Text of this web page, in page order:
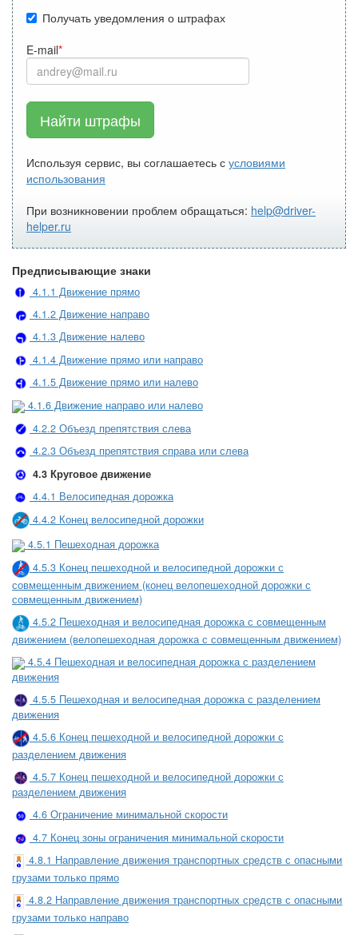
Получать уведомления о штрафах
E-mail
Найти штрафы
Используя сервис, вы соглашаетесь с условиями
использования
При возникновении проблем обращаться: help@driver-
helper.ru
Предписывающие знаки
4.1.1 Движение прямо
4.1.2 Движение направо
4.1.3 Движение налево
4.1.4 Движение прямо или направо
4.1.5 Движение прямо или налево
4.1.6 Движение направо или налево
4.2.2 Объезд препятствия слева
4.2.3 Объезд препятствия справа или слева
4.3 Круговое движение
4.4.1 Велосипедная дорожка
4.4.2 Конец велосипедной дорожки
4.5.1 Пешеходная дорожка
4.5.3 Конец пешеходной и велосипедной дорожки с
совмещенным движением (конец велопешеходной дорожки с
совмещенным движением)
4.5.2 Пешеходная и велосипедная дорожка с совмещенным
движением (велопешеходная дорожка с совмещенным движением)
4.5.4 Пешеходная и велосипедная дорожка с разделением
движения
4.5.5 Пешеходная и велосипедная дорожка с разделением
движения
4.5.6 Конец пешеходной и велосипедной дорожки с
разделением движения
4.5.7 Конец пешеходной и велосипедной дорожки с
разделением движения
4.6 Ограничение минимальной скорости
4.7 Конец зоны ограничения минимальной скорости
4.8.1 Направление движения транспортных средств с опасными
грузами только прямо
4.8.2 Направление движения транспортных средств с опасными
грузами только направо